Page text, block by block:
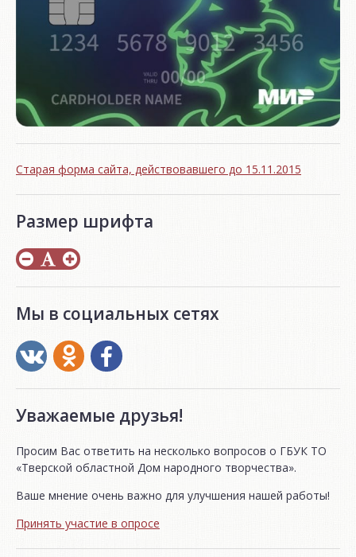
Старая форма сайта, действовавшего до 15.11.2015
Размер шрифта
Мы в социальных сетях
Уважаемые друзья!
Просим Вас ответить на несколько вопросов о ГБУК ТО
«Тверской областной Дом народного творчества».
Ваше мнение очень важно для улучшения нашей работы!
Принять участие в опросе